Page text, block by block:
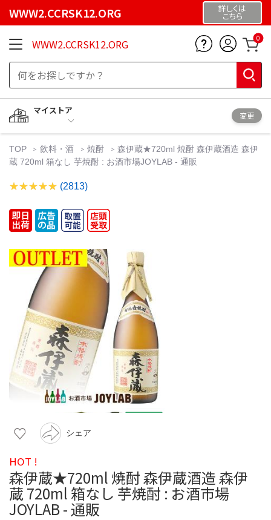
WWW2.CCRSK12.ORG 詳しくは
こちら
WWW2.CCRSK12.ORG 0
マイストア
変更
TOP 飲料・酒 焼酎
森伊蔵★720ml 焼酎 森伊蔵酒造 森伊
蔵 720ml 箱なし 芋焼酎 : お酒市場JOYLAB - 通販
(2813)
シェア
HOT !
森伊蔵★720ml 焼酎 森伊蔵酒造 森伊
蔵 720ml 箱なし 芋焼酎 : お酒市場
JOYLAB - 通販